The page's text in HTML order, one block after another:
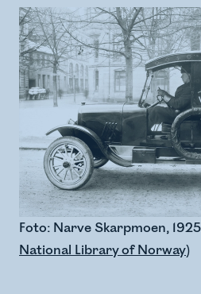
Foto: Narve Skarpmoen,
National Library of Norway)